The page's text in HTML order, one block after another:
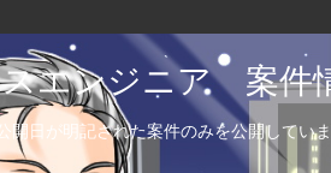
エンジニア 案件
日が明記された案件のみを公開していま